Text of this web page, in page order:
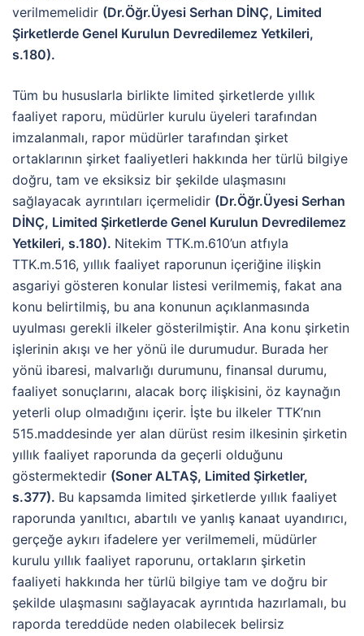
verilmemelidir (Dr.Öğr.Üyesi Serhan DİNÇ, Limited
Şirketlerde Genel Kurulun Devredilemez Yetkileri,
s.180).
Tüm bu hususlarla birlikte limited şirketlerde yıllık
faaliyet raporu, müdürler kurulu üyeleri tarafından
imzalanmalı, rapor müdürler tarafından şirket
ortaklarının şirket faaliyetleri hakkında her türlü bilgiye
doğru, tam ve eksiksiz bir şekilde ulaşmasını
sağlayacak ayrıntıları içermelidir (Dr.Öğr.Üyesi Serhan
DİNÇ, Limited Şirketlerde Genel Kurulun Devredilemez
Yetkileri, s.180). Nitekim TTK.m.610’un atfıyla
TTK.m.516, yıllık faaliyet raporunun içeriğine ilişkin
asgariyi gösteren konular listesi verilmemiş, fakat ana
konu belirtilmiş, bu ana konunun açıklanmasında
uyulması gerekli ilkeler gösterilmiştir. Ana konu şirketin
işlerinin akışı ve her yönü ile durumudur. Burada her
yönü ibaresi, malvarlığı durumunu, finansal durumu,
faaliyet sonuçlarını, alacak borç ilişkisini, öz kaynağın
yeterli olup olmadığını içerir. İşte bu ilkeler TTK’nın
515.maddesinde yer alan dürüst resim ilkesinin şirketin
yıllık faaliyet raporunda da geçerli olduğunu
göstermektedir (Soner ALTAŞ, Limited Şirketler,
s.377). Bu kapsamda limited şirketlerde yıllık faaliyet
raporunda yanıltıcı, abartılı ve yanlış kanaat uyandırıcı,
gerçeğe aykırı ifadelere yer verilmemeli, müdürler
kurulu yıllık faaliyet raporunu, ortakların şirketin
faaliyeti hakkında her türlü bilgiye tam ve doğru bir
şekilde ulaşmasını sağlayacak ayrıntıda hazırlamalı, bu
raporda tereddüde neden olabilecek belirsiz